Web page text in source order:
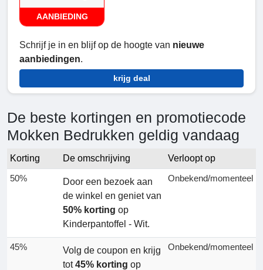
AANBIEDING
Schrijf je in en blijf op de hoogte van nieuwe
aanbiedingen.
krijg deal
De beste kortingen en promotiecode
Mokken Bedrukken geldig vandaag
Korting De omschrijving
Verloopt op
50%
Door een bezoek aan
de winkel en geniet van
50% korting op
Kinderpantoffel - Wit.
Onbekend/momenteel
45%
Volg de coupon en krijg
tot45% korting op
Onbekend/momenteel